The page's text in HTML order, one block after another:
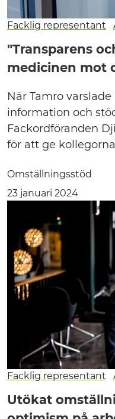
Facklig representant
"Transparens
medicinen mot
När Tamro
information och
Fackordföranden
för att ge
Omställningsstöd
23 januari 2024
Facklig representant
Utökat